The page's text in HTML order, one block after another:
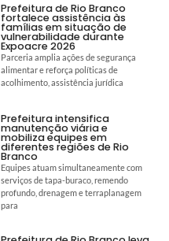
Prefeitura de Rio Branco
fortalece assistência às
famílias em situação de
vulnerabilidade durante
Expoacre 2026
Parceria amplia ações de segurança
alimentar e reforça políticas de
acolhimento, assistência jurídica
Prefeitura intensifica
manutenção viária e
mobiliza equipes em
diferentes regiões de Rio
Branco
Equipes atuam simultaneamente com
serviços de tapa-buraco, remendo
profundo, drenagem e terraplanagem
para